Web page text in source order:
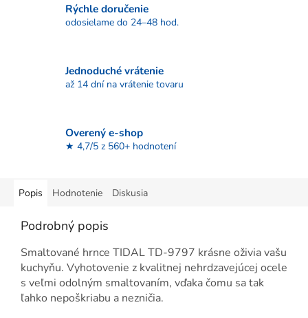
Rýchle doručenie
odosielame do 24–48 hod.
Jednoduché vrátenie
až 14 dní na vrátenie tovaru
Overený e-shop
★ 4,7/5 z 560+ hodnotení
Popis Hodnotenie Diskusia
Podrobný popis
Smaltované hrnce TIDAL TD-9797 krásne oživia vašu
kuchyňu. Vyhotovenie z kvalitnej nehrdzavejúcej ocele
s veľmi odolným smaltovaním, vďaka čomu sa tak
ľahko nepoškriabu a nezničia.